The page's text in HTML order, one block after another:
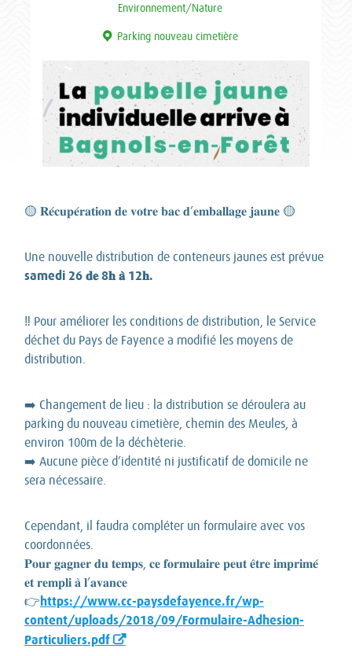
Environnement/Nature
Parking nouveau cimetière
🟡 𝐑𝐞́𝐜𝐮𝐩𝐞́𝐫𝐚𝐭𝐢𝐨𝐧 𝐝𝐞 𝐯𝐨𝐭𝐫𝐞 𝐛𝐚𝐜 𝐝’𝐞𝐦𝐛𝐚𝐥𝐥𝐚𝐠𝐞 𝐣𝐚𝐮𝐧𝐞 🟡
Une nouvelle distribution de conteneurs jaunes est prévue
samedi 26 𝐝𝐞 8𝐡 𝐚̀ 12𝐡.
‼ Pour améliorer les conditions de distribution, le Service
déchet du Pays de Fayence a modifié les moyens de
distribution.
➡️ Changement de lieu : la distribution se déroulera au
parking du nouveau cimetière, chemin des Meules, à
environ 100m de la déchèterie.
➡️ Aucune pièce d’identité ni justificatif de domicile ne
sera nécessaire.
Cependant, il faudra compléter un formulaire avec vos
coordonnées.
𝐏𝐨𝐮𝐫 𝐠𝐚𝐠𝐧𝐞𝐫 𝐝𝐮 𝐭𝐞𝐦𝐩𝐬, 𝐜𝐞 𝐟𝐨𝐫𝐦𝐮𝐥𝐚𝐢𝐫𝐞 𝐩𝐞𝐮𝐭 𝐞̂𝐭𝐫𝐞 𝐢𝐦𝐩𝐫𝐢𝐦𝐞́
𝐞𝐭 𝐫𝐞𝐦𝐩𝐥𝐢 𝐚̀ 𝐥’𝐚𝐯𝐚𝐧𝐜𝐞
👉 https://www.cc-paysdefayence.fr/wp-
content/uploads/2018/09/Formulaire-Adhesion-
Particuliers.pdf